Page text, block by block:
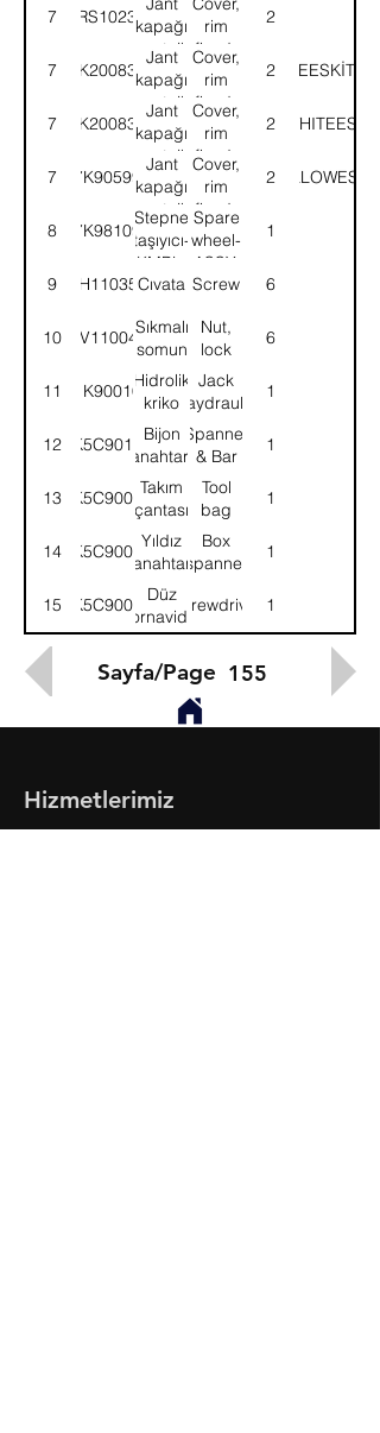
KMPL. ASSY.
7 58RS102300kapağı
montajlı-
KMPL.
rim
fixed-
ASSY.
2
7 7K200837
Jant
kapağı
montajlı-
KMPL.
Cover,
rim
fixed-
ASSY.
2
MAVİ/BLUEESKİTİP/
7 7K200836
Jant
kapağı
montajlı-
KMPL.
Cover,
rim
fixed-
ASSY.
2
BEYAZ/
7 7K90599
Jant
kapağı
montajlı-
KMPL.
Cover,
rim
fixed-
ASSY.
2
SARI/
8 7K98109
Stepne
taşıyıcı-
KMPL.
Spare
wheel-
ASSY.
1
9 SH110351Cıvata Screw 6
10 NV110041
Sıkmalı
somun
Nut,
lock
6
11 1K90010
Hidrolik
kriko
Jack
haydraulic
1
12 K5C9016
Bijon
anahtarı
Spanner
& Bar
1
13 K5C9008
Takım
çantası
Tool
bag
1
14 K5C9004
Yıldız
anahtar
Box
spanner
1
15 K5C9005
Düz
tornavida
Screwdriver 1
Sayfa/Page 155
Hizmetlerimiz